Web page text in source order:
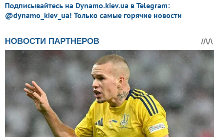
Подписывайтесь на Dynamo.kiev.ua в Telegram:
@dynamo_kiev_ua! Только самые горячие новости